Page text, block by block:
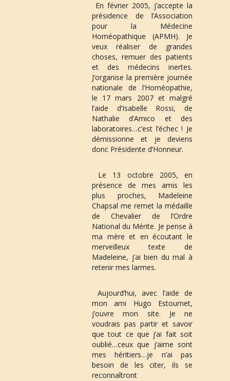
En février 2005, j’accepte la
présidence de l’Association
pour la Médecine
Homéopathique (APMH). Je
veux réaliser de grandes
choses, remuer des patients
et des médecins inertes.
J’organise la première journée
nationale de l’Homéopathie,
le 17 mars 2007 et malgré
l’aide d’Isabelle Rossi, de
Nathalie d’Amico et des
laboratoires…c’est l’échec ! Je
démissionne et je deviens
donc Présidente d’Honneur.
Le 13 octobre 2005, en
présence de mes amis les
plus proches, Madeleine
Chapsal me remet la médaille
de Chevalier de l’Ordre
National du Mérite. Je pense à
ma mère et en écoutant le
merveilleux texte de
Madeleine, j’ai bien du mal à
retenir mes larmes.
mon ami Hugo Estournet,
j’ouvre mon site. Je ne
voudrais pas partir et savoir
que tout ce que j’ai fait soit
oublié…ceux que j’aime sont
mes héritiers…je n’ai pas
besoin de les citer, ils se
reconnaîtront